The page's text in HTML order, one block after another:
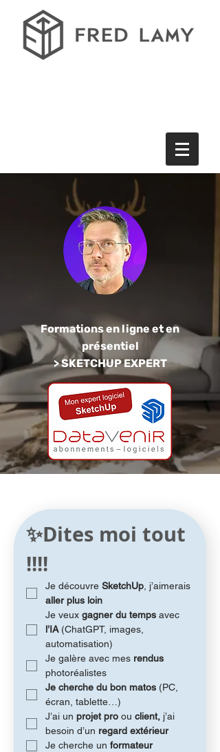
Formations en ligne et en
présentiel
> SKETCHUP EXPERT
✨Dites moi tout
!!!!
Je découvre SketchUp
aller plus loin
Je veux gagner du temps
l’IA (ChatGPT, images,
automatisation)
Je galère avec mes
photoréalistes
Je cherche du bon matos (PC,
écran, tablette…)
J’ai un projet pro ou client, j’ai
besoin d’un regard extérieur
Je cherche un formateur